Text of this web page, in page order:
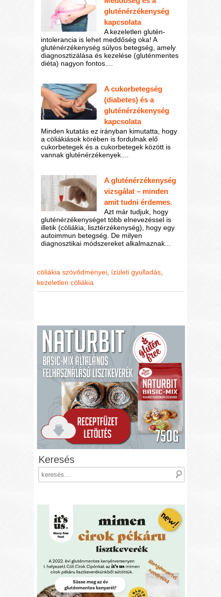
gluténérzékenység
kapcsolata
A kezeletlen glutén-
intolerancia is lehet meddőség oka! A
gluténérzékenység súlyos betegség, amely
diagnosztizálása és kezelése (gluténmentes
diéta) nagyon fontos....
A cukorbetegség
(diabetes) és a
gluténérzékenység
kapcsolata
Minden kutatás ez irányban kimutatta, hogy
a cöliákiások körében is fordulnak elő
cukorbetegek és a cukorbetegek között is
vannak gluténérzékenyek....
A gluténérzékenység
vizsgálat – minden
amit tudni érdemes.
Azt már tudjuk, hogy
gluténérzékenységet több elnevezéssel is
illetik (cöliákia, lisztérzékenység), hogy egy
autoimmun betegség. De milyen
diagnosztikai módszereket alkalmaznak...
cöliákia szövődményei ízületi gyulladás
kezeletlen cöliákia
Keresés